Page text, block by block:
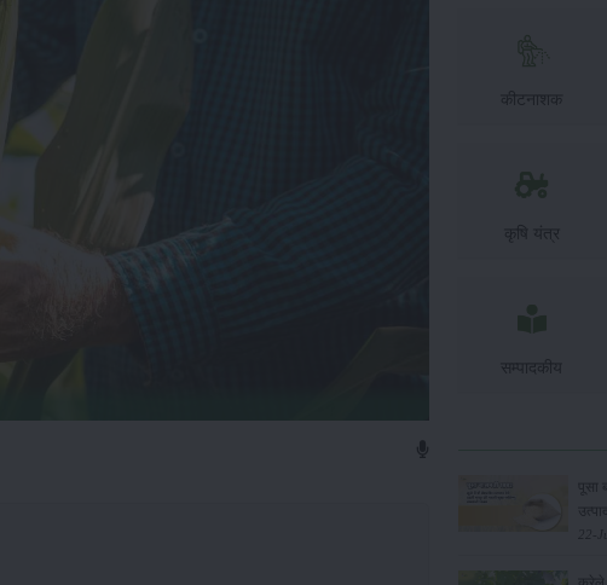
कीटनाशक
कृषि यंत्र
सम्पादकीय
22-